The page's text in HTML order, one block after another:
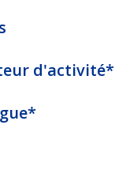
d'activité*